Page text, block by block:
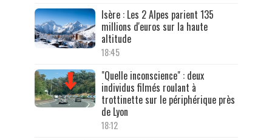
Isère : Les 2 Alpes parient 135
millions d'euros sur la haute
altitude
18:45
"Quelle inconscience" : deux
individus filmés roulant à
trottinette sur le périphérique près
de Lyon
18:12